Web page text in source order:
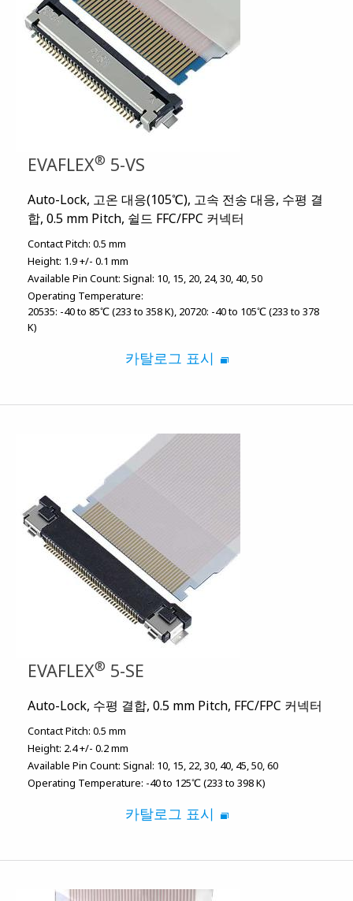
EVAFLEX® 5-VS
Auto-Lock, 고온 대응(105℃), 고속 전송 대응, 수평 결
합, 0.5 mm Pitch, 쉴드 FFC/FPC 커넥터
Contact Pitch: 0.5 mm
Height: 1.9 +/- 0.1 mm
Available Pin Count: Signal: 10, 15, 20, 24, 30, 40, 50
Operating Temperature:
20535: -40 to 85℃ (233 to 358 K), 20720: -40 to 105℃ (233 to 378
K)
카탈로그 표시
EVAFLEX® 5-SE
Auto-Lock, 수평 결합, 0.5 mm Pitch, FFC/FPC 커넥터
Contact Pitch: 0.5 mm
Height: 2.4 +/- 0.2 mm
Available Pin Count: Signal: 10, 15, 22, 30, 40, 45, 50, 60
Operating Temperature: -40 to 125℃ (233 to 398 K)
카탈로그 표시